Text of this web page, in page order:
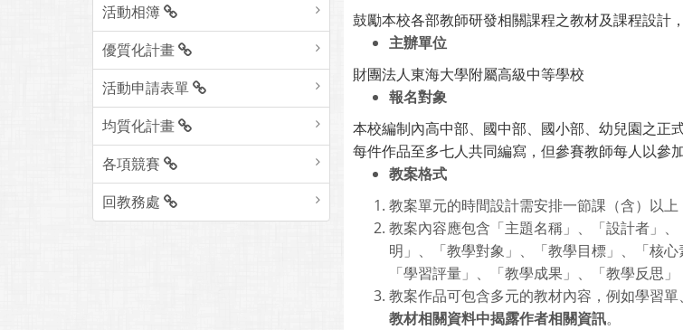
活動相簿
優質化計畫
活動申請表單
均質化計畫
各項競賽
回教務處
鼓勵本校各部教師研發相關課程之教材及課程設計
主辦單位
財團法人東海大學附屬高級中等學校
報名對象
本校編制內高中部、國中部、國小部、幼兒園之正式
每件作品至多七人共同編寫，但參賽教師每人以參
教案格式
教案單元的時間設計需安排一節課（含）以
教案內容應包含「主題名稱」、「設計者」
明」、「教學對象」、「教學目標」、「核
「學習評量」、「教學成果」、「教學反思
教案作品可包含多元的教材內容，例如學習
教材相關資料中揭露作者相關資訊。